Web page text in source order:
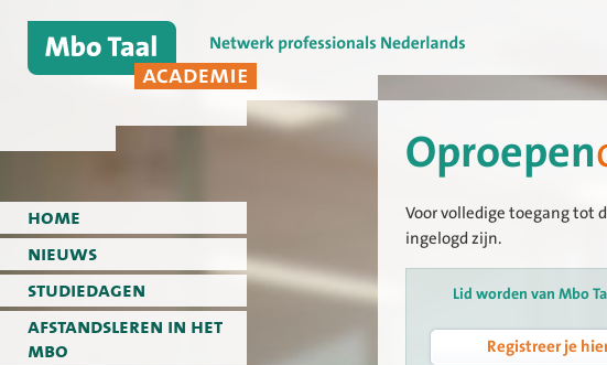
home
nieuws
studiedagen
afstandsleren in het
mbo
Oproepen
Voor volledige toegang tot
ingelogd zijn.
Lid worden van Mbo
Registreer je